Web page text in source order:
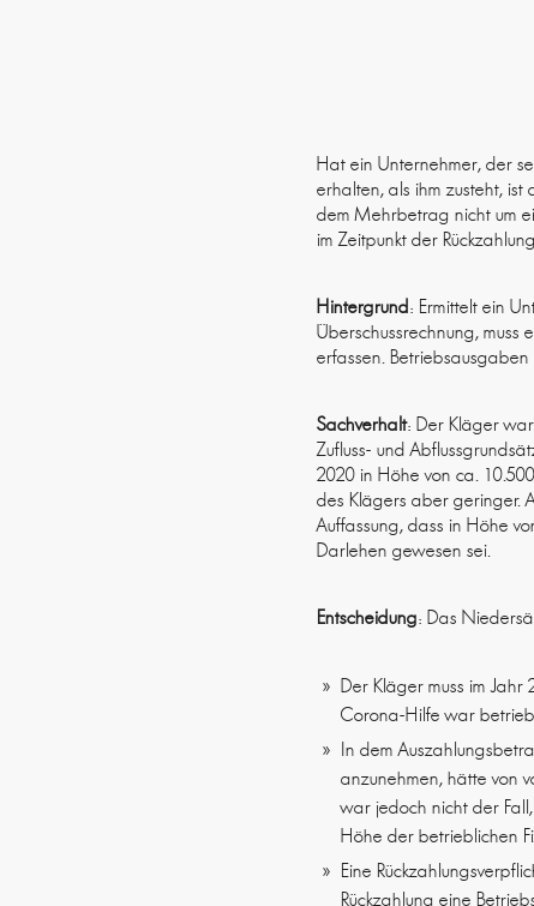
Hat ein Unternehmer, der
erhalten, als ihm zusteht,
dem Mehrbetrag nicht um
im Zeitpunkt der
Hintergrund: Ermittelt ein
Überschussrechnung, muss
erfassen. Betriebsausgaben
Sachverhalt: Der Kläger
Zufluss- und
2020 in Höhe von ca.
des Klägers aber geringer.
Auffassung, dass in Höhe
Darlehen gewesen sei.
Entscheidung: Das
Der Kläger muss im
Corona-Hilfe war
In dem
anzunehmen, hätte von
war jedoch nicht der
Höhe der betrieblichen
Eine
Rückzahlung eine